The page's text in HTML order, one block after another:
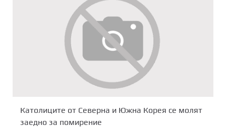
Католиците от Северна и Южна Корея се молят
заедно за помирение